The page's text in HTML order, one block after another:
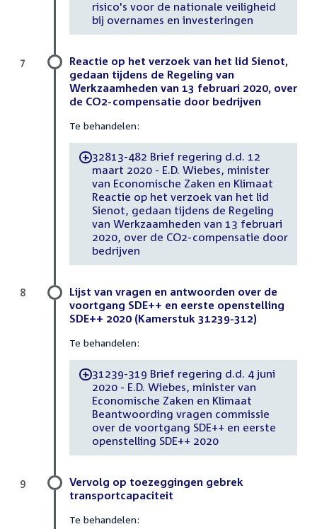
risico's voor de nationale veiligheid
bij overnames en investeringen
Reactie op het verzoek van het lid Sienot,
gedaan tijdens de Regeling van
Werkzaamheden van 13 februari 2020, over
de CO2-compensatie door bedrijven
Te behandelen:
-32813-482 Brief regering d.d. 12
maart 2020 - E.D. Wiebes, minister
van Economische Zaken en Klimaat
Reactie op het verzoek van het lid
Sienot, gedaan tijdens de Regeling
van Werkzaamheden van 13 februari
2020, over de CO2-compensatie door
bedrijven
7
Lijst van vragen en antwoorden over de
voortgang SDE++ en eerste openstelling
SDE++ 2020 (Kamerstuk 31239-312)
Te behandelen:
-31239-319 Brief regering d.d. 4 juni
2020 - E.D. Wiebes, minister van
Economische Zaken en Klimaat
Beantwoording vragen commissie
over de voortgang SDE++ en eerste
openstelling SDE++ 2020
8
Vervolg op toezeggingen gebrek
transportcapaciteit
Te behandelen:
9